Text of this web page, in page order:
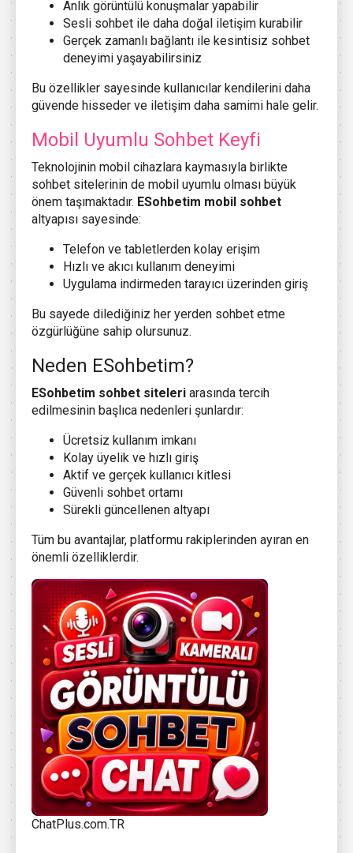
Anlık görüntülü konuşmalar yapabilir
Sesli sohbet ile daha doğal iletişim kurabilir
Gerçek zamanlı bağlantı ile kesintisiz sohbet
deneyimi yaşayabilirsiniz
Bu özellikler sayesinde kullanıcılar kendilerini daha
güvende hisseder ve iletişim daha samimi hale gelir.
Mobil Uyumlu Sohbet Keyfi
Teknolojinin mobil cihazlara kaymasıyla birlikte
sohbet sitelerinin de mobil uyumlu olması büyük
önem taşımaktadır. ESohbetim mobil sohbet
altyapısı sayesinde:
Telefon ve tabletlerden kolay erişim
Hızlı ve akıcı kullanım deneyimi
Uygulama indirmeden tarayıcı üzerinden giriş
Bu sayede dilediğiniz her yerden sohbet etme
özgürlüğüne sahip olursunuz.
Neden ESohbetim?
ESohbetim sohbet siteleri arasında tercih
edilmesinin başlıca nedenleri şunlardır:
Ücretsiz kullanım imkanı
Kolay üyelik ve hızlı giriş
Aktif ve gerçek kullanıcı kitlesi
Güvenli sohbet ortamı
Sürekli güncellenen altyapı
Tüm bu avantajlar, platformu rakiplerinden ayıran en
önemli özelliklerdir.
ChatPlus.com.TR